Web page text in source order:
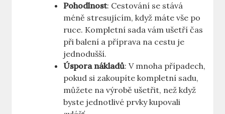
Pohodlnost: Cestování se stává
méně stresujícím, když máte vše po
ruce. Kompletní sada vám ušetří čas
při balení a příprava na cestu je
jednodušší.
Úspora nákladů: V mnoha případech,
pokud si zakoupíte kompletní sadu,
můžete na výrobě ušetřit, než když
byste jednotlivé prvky kupovali